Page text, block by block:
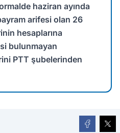
haziran ayında
arifesi olan 26
hesaplarına
bulunmayan
PTT şubelerinden